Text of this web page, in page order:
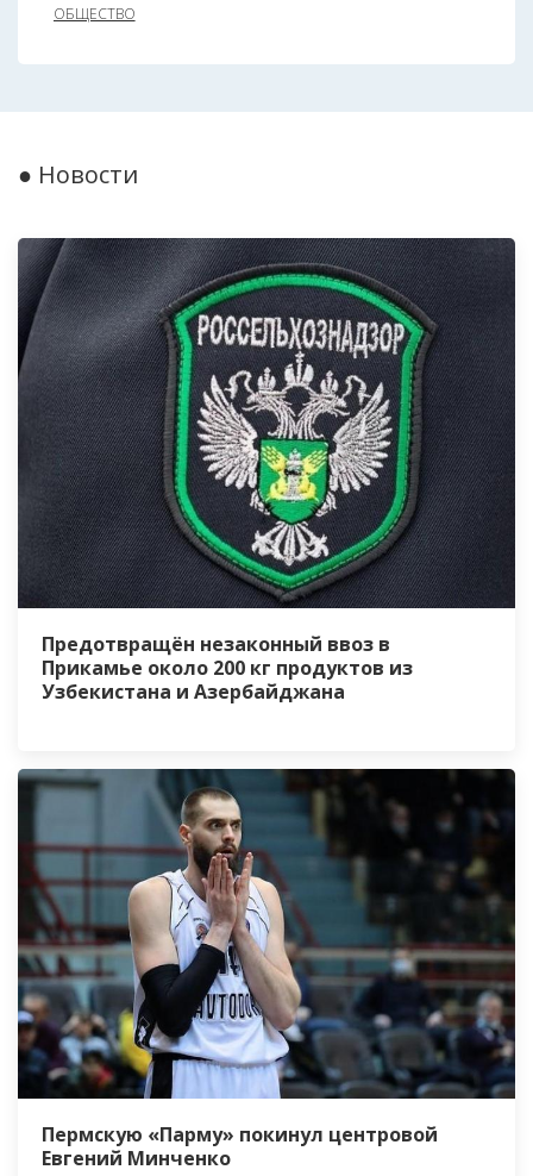
ОБЩЕСТВО
● Новости
Предотвращён незаконный ввоз в
Прикамье около 200 кг продуктов из
Узбекистана и Азербайджана
Пермскую «Парму» покинул центровой
Евгений Минченко